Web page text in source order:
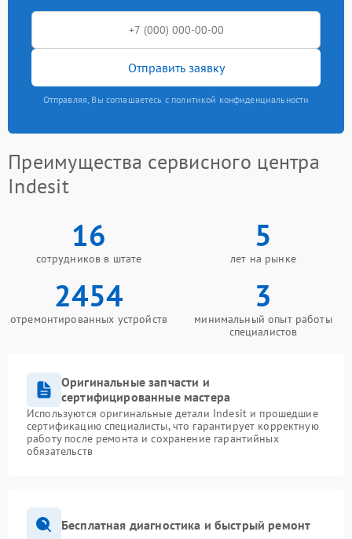
Отправить заявку
Отправляя, Вы соглашаетесь с политикой конфиденциальности
Преимущества сервисного центра
Indesit
16
сотрудников в штате
5
лет на рынке
2454
отремонтированных устройств
3
минимальный опыт работы
специалистов
Оригинальные запчасти и
сертифицированные мастера
Используются оригинальные детали Indesit и прошедшие
сертификацию специалисты, что гарантирует корректную
работу после ремонта и сохранение гарантийных
обязательств
Бесплатная диагностика и быстрый ремонт